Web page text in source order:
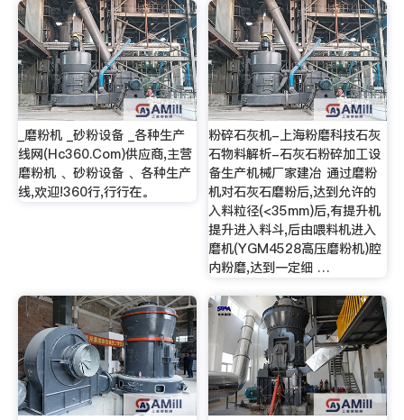
_磨粉机 _砂粉设备 _各种生产
线网(Hc360.Com)供应商,主营
磨粉机 、砂粉设备 、各种生产
线,欢迎!360行,行行在。
粉碎石灰机-上海粉磨科技石灰
石物料解析-石灰石粉碎加工设
备生产机械厂家建冶 通过磨粉
机对石灰石磨粉后,达到允许的
入料粒径(<35mm)后,有提升机
提升进入料斗,后由喂料机进入
磨机(YGM4528高压磨粉机)腔
内粉磨,达到一定细 …